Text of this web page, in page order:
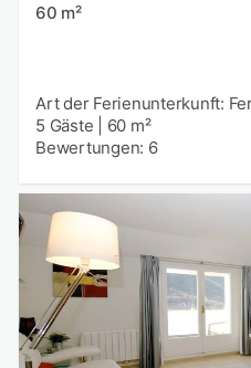
60 m²
Art der Ferienunterkunft:
5 Gäste
60 m²
Bewertungen: 6